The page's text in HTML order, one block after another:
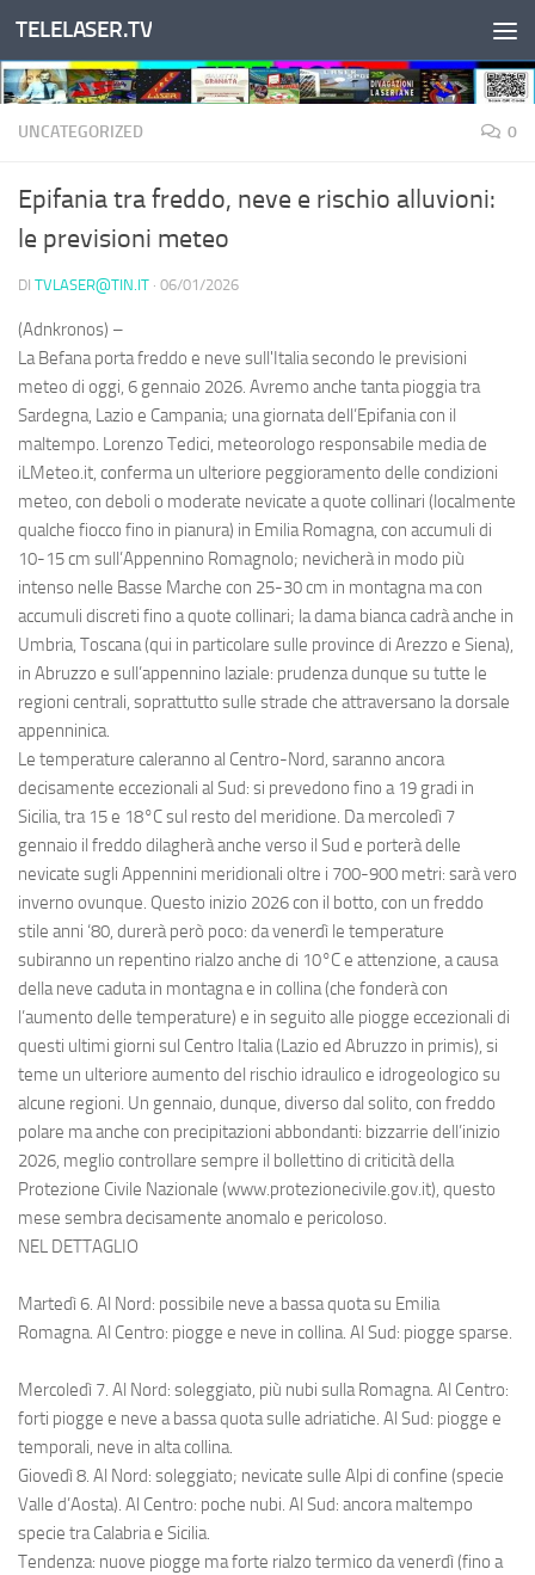
Salta al contenuto
TELELASER.TV
UNCATEGORIZED 0
Epifania tra freddo, neve e rischio alluvioni:
le previsioni meteo
DI TVLASER@TIN.IT · 06/01/2026
(Adnkronos) –
La Befana porta freddo e neve sull'Italia secondo le previsioni
meteo di oggi, 6 gennaio 2026. Avremo anche tanta pioggia tra
Sardegna, Lazio e Campania; una giornata dell’Epifania con il
maltempo. Lorenzo Tedici, meteorologo responsabile media de
iLMeteo.it, conferma un ulteriore peggioramento delle condizioni
meteo, con deboli o moderate nevicate a quote collinari (localmente
qualche fiocco fino in pianura) in Emilia Romagna, con accumuli di
10-15 cm sull’Appennino Romagnolo; nevicherà in modo più
intenso nelle Basse Marche con 25-30 cm in montagna ma con
accumuli discreti fino a quote collinari; la dama bianca cadrà anche in
Umbria, Toscana (qui in particolare sulle province di Arezzo e Siena),
in Abruzzo e sull’appennino laziale: prudenza dunque su tutte le
regioni centrali, soprattutto sulle strade che attraversano la dorsale
appenninica.
Le temperature caleranno al Centro-Nord, saranno ancora
decisamente eccezionali al Sud: si prevedono fino a 19 gradi in
Sicilia, tra 15 e 18°C sul resto del meridione. Da mercoledì 7
gennaio il freddo dilagherà anche verso il Sud e porterà delle
nevicate sugli Appennini meridionali oltre i 700-900 metri: sarà vero
inverno ovunque. Questo inizio 2026 con il botto, con un freddo
stile anni ‘80, durerà però poco: da venerdì le temperature
subiranno un repentino rialzo anche di 10°C e attenzione, a causa
della neve caduta in montagna e in collina (che fonderà con
l’aumento delle temperature) e in seguito alle piogge eccezionali di
questi ultimi giorni sul Centro Italia (Lazio ed Abruzzo in primis), si
teme un ulteriore aumento del rischio idraulico e idrogeologico su
alcune regioni. Un gennaio, dunque, diverso dal solito, con freddo
polare ma anche con precipitazioni abbondanti: bizzarrie dell’inizio
2026, meglio controllare sempre il bollettino di criticità della
Protezione Civile Nazionale (www.protezionecivile.gov.it), questo
mese sembra decisamente anomalo e pericoloso.
NEL DETTAGLIO
Martedì 6. Al Nord: possibile neve a bassa quota su Emilia
Romagna. Al Centro: piogge e neve in collina. Al Sud: piogge sparse.
Mercoledì 7. Al Nord: soleggiato, più nubi sulla Romagna. Al Centro:
forti piogge e neve a bassa quota sulle adriatiche. Al Sud: piogge e
temporali, neve in alta collina.
Giovedì 8. Al Nord: soleggiato; nevicate sulle Alpi di confine (specie
Valle d’Aosta). Al Centro: poche nubi. Al Sud: ancora maltempo
specie tra Calabria e Sicilia.
Tendenza: nuove piogge ma forte rialzo termico da venerdì (fino a